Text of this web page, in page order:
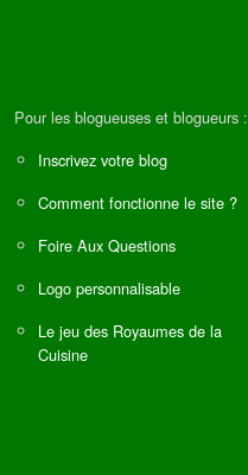
Pour les blogueuses et blogueurs :
Inscrivez votre blog
Comment fonctionne le site ?
Foire Aux Questions
Logo personnalisable
Le jeu des Royaumes de la
Cuisine